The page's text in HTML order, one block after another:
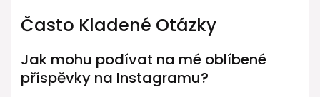
Často Kladené Otázky
Jak mohu podívat na mé oblíbené
příspěvky na Instagramu?